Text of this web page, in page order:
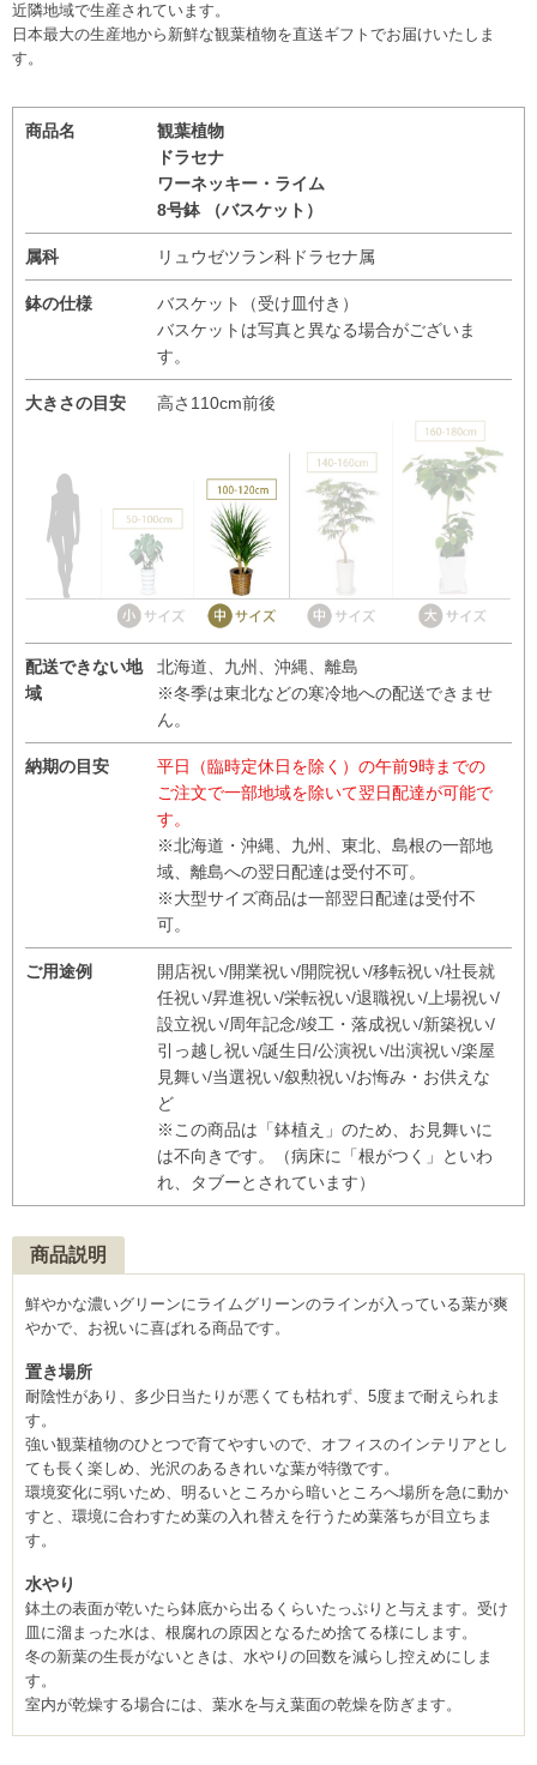
近隣地域で生産されています。
日本最大の生産地から新鮮な観葉植物を直送ギフトでお届けいたしま
す。
商品名
観葉植物
ドラセナ
ワーネッキー・ライム
8号鉢 （バスケット）
属科 リュウゼツラン科ドラセナ属
鉢の仕様
バスケット（受け皿付き）
バスケットは写真と異なる場合がございま
す。
大きさの目安 高さ110cm前後
配送できない地
域
北海道、九州、沖縄、離島
※冬季は東北などの寒冷地への配送できませ
ん。
納期の目安
平日（臨時定休日を除く）の午前9時までの
ご注文で一部地域を除いて翌日配達が可能で
す。
※北海道・沖縄、九州、東北、島根の一部地
域、離島への翌日配達は受付不可。
※大型サイズ商品は一部翌日配達は受付不
可。
ご用途例
開店祝い/開業祝い/開院祝い/移転祝い/社長就
任祝い/昇進祝い/栄転祝い/退職祝い/上場祝い/
設立祝い/周年記念/竣工・落成祝い/新築祝い/
引っ越し祝い/誕生日/公演祝い/出演祝い/楽屋
見舞い/当選祝い/叙勲祝い/お悔み・お供えな
ど
※この商品は「鉢植え」のため、お見舞いに
は不向きです。（病床に「根がつく」といわ
れ、タブーとされています）
商品説明
鮮やかな濃いグリーンにライムグリーンのラインが入っている葉が爽
やかで、お祝いに喜ばれる商品です。
置き場所
耐陰性があり、多少日当たりが悪くても枯れず、5度まで耐えられま
す。
強い観葉植物のひとつで育てやすいので、オフィスのインテリアとし
ても長く楽しめ、光沢のあるきれいな葉が特徴です。
環境変化に弱いため、明るいところから暗いところへ場所を急に動か
すと、環境に合わすため葉の入れ替えを行うため葉落ちが目立ちま
す。
水やり
鉢土の表面が乾いたら鉢底から出るくらいたっぷりと与えます。受け
皿に溜まった水は、根腐れの原因となるため捨てる様にします。
冬の新葉の生長がないときは、水やりの回数を減らし控えめにしま
す。
室内が乾燥する場合には、葉水を与え葉面の乾燥を防ぎます。